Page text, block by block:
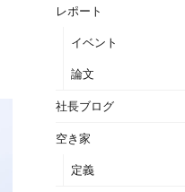
レポート
イベント
論文
社長ブログ
空き家
定義